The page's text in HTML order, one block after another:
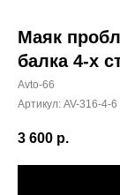
Маяк
балка 4-х
Avto-66
Артикул: AV-316-4-6
3 600 р.